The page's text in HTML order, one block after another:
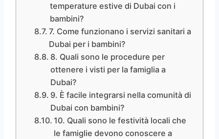
temperature estive di Dubai con i
bambini?
7. Come funzionano i servizi sanitari a
Dubai per i bambini?
8. Quali sono le procedure per
ottenere i visti per la famiglia a
Dubai?
9. È facile integrarsi nella comunità di
Dubai con bambini?
10. Quali sono le festività locali che
le famiglie devono conoscere a